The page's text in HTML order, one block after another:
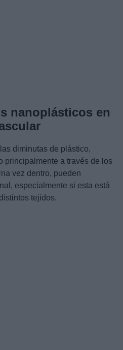
nanoplásticos en
diminutas de plástico,
principalmente a través de los
vez dentro, pueden
especialmente si esta está
tejidos.